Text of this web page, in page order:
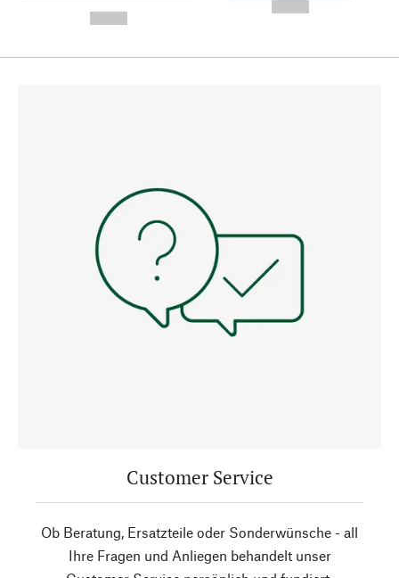
Customer Service
Ob Beratung, Ersatzteile oder Sonderwünsche - all
Ihre Fragen und Anliegen behandelt unser